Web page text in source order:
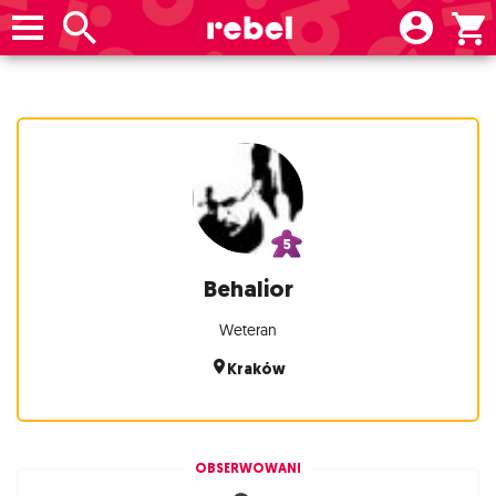
Behalior
Weteran
Kraków
OBSERWOWANI